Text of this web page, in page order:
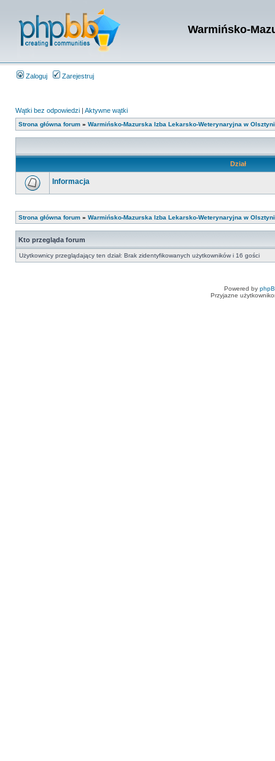
Warmińsko-
Zaloguj Zarejestruj
Wątki bez odpowiedzi | Aktywne wątki
Strona główna forum » Warmińsko-Mazurska Izba Lekarsko-Weterynaryjna w
Dział
Informacja
Strona główna forum » Warmińsko-Mazurska Izba Lekarsko-Weterynaryjna w
Kto przegląda forum
Użytkownicy przeglądający ten dział: Brak zidentyfikowanych użytkowników i 16 gości
Powered by
Przyjazne